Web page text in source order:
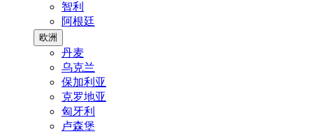
智利
阿根廷
欧洲
丹麦
乌克兰
保加利亚
克罗地亚
匈牙利
卢森堡